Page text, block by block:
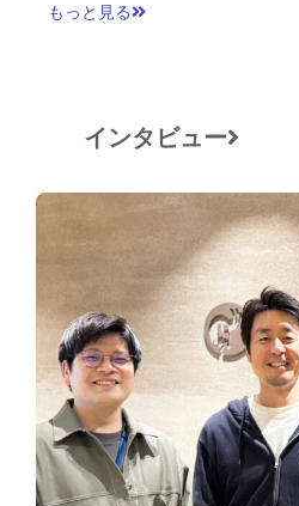
もっと見る
インタビュー